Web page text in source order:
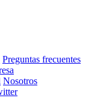
Preguntas frecuentes
Nosotros